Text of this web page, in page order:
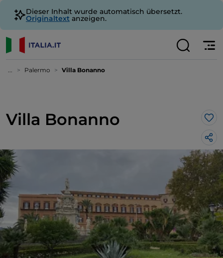
Dieser Inhalt wurde automatisch übersetzt.
Originaltext anzeigen.
... Palermo Villa Bonanno
Villa Bonanno